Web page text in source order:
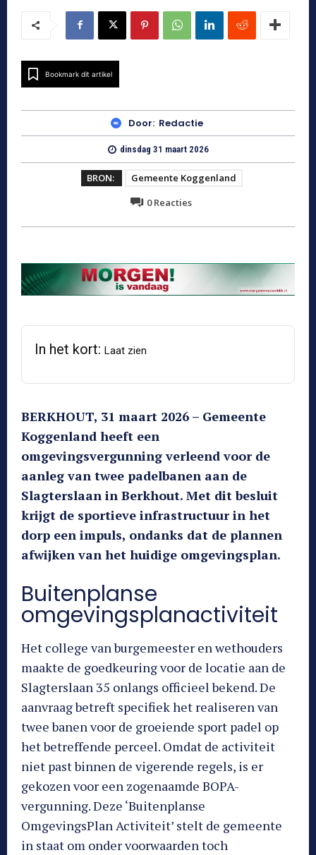
Bookmark dit artikel
Door: Redactie
dinsdag 31 maart 2026
BRON:
Gemeente Koggenland
0Reacties
In het kort: Laat zien
BERKHOUT, 31 maart 2026 – Gemeente
Koggenland heeft een
omgevingsvergunning verleend voor de
aanleg van twee padelbanen aan de
Slagterslaan in Berkhout. Met dit besluit
krijgt de sportieve infrastructuur in het
dorp een impuls, ondanks dat de plannen
afwijken van het huidige omgevingsplan.
Buitenplanse
omgevingsplanactiviteit
Het college van burgemeester en wethouders
maakte de goedkeuring voor de locatie aan de
Slagterslaan 35 onlangs officieel bekend. De
aanvraag betreft specifiek het realiseren van
twee banen voor de groeiende sport padel op
het betreffende perceel. Omdat de activiteit
niet past binnen de vigerende regels, is er
gekozen voor een zogenaamde BOPA-
vergunning. Deze ‘Buitenplanse
OmgevingsPlan Activiteit’ stelt de gemeente
in staat om onder voorwaarden toch